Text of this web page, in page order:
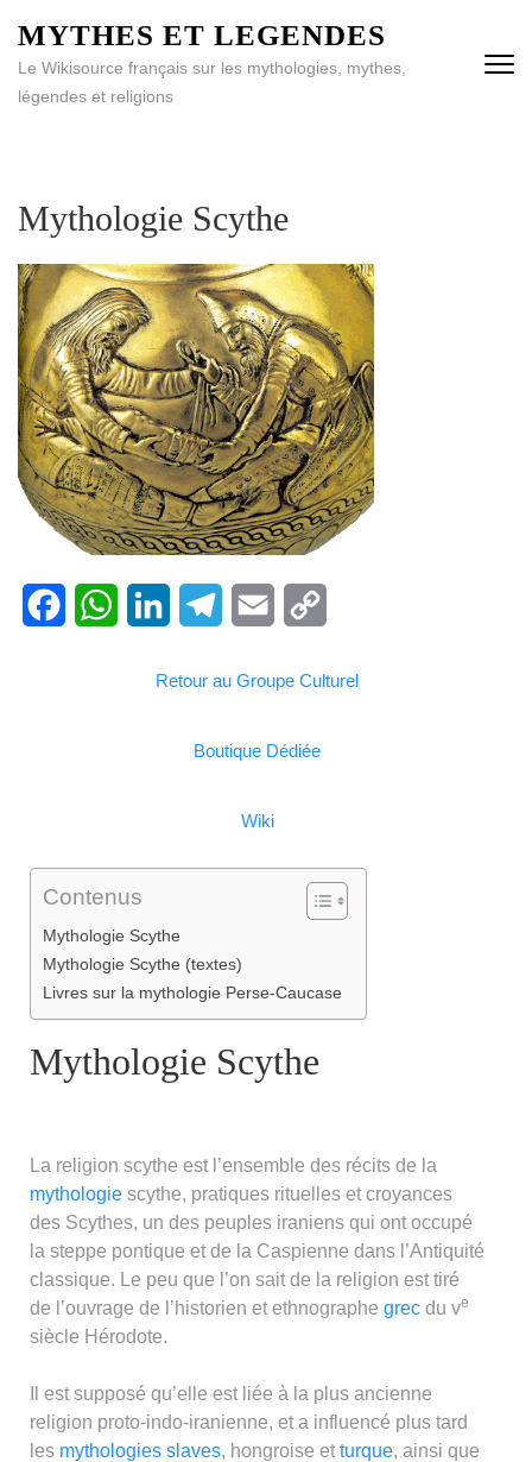
MYTHES ET LEGENDES
Le Wikisource français sur les mythologies, mythes,
légendes et religions
Mythologie Scythe
Link
Retour au Groupe Culturel
Boutique Dédiée
Wiki
Contenus
Mythologie Scythe
Mythologie Scythe (textes)
Livres sur la mythologie Perse-Caucase
Mythologie Scythe
La religion scythe est l’ensemble des récits de la
mythologie scythe, pratiques rituelles et croyances
des Scythes, un des peuples iraniens qui ont occupé
la steppe pontique et de la Caspienne dans l’Antiquité
classique. Le peu que l’on sait de la religion est tiré
de l’ouvrage de l’historien et ethnographe grec du ve
siècle Hérodote.
Il est supposé qu’elle est liée à la plus ancienne
religion proto-indo-iranienne, et a influencé plus tard
les mythologies slaves, hongroise et turque, ainsi que